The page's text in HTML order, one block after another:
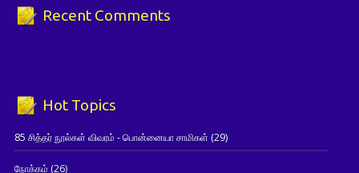
Recent Comments
Hot Topics
85 சித்தர் நூல்கள் விவரம் - பொன்னையா சாமிகள் (29)
நோக்கம் (26)